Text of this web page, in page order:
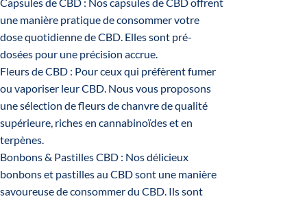
une manière pratique de consommer votre
dose quotidienne de CBD. Elles sont pré-
dosées pour une précision accrue.
Fleurs de CBD : Pour ceux qui préfèrent fumer
ou vaporiser leur CBD. Nous vous proposons
une sélection de fleurs de chanvre de qualité
supérieure, riches en cannabinoïdes et en
terpènes.
Bonbons & Pastilles CBD : Nos délicieux
bonbons et pastilles au CBD sont une manière
savoureuse de consommer du CBD. Ils sont